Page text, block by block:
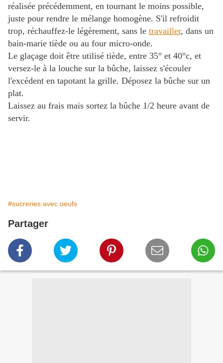
réalisée précédemment, en tournant le moins possible,
juste pour rendre le mélange homogène. S'il refroidit
trop, réchauffez-le légèrement, sans le travailler, dans un
bain-marie tiède ou au four micro-onde.
Le glaçage doit être utilisé tiède, entre 35° et 40°c, et
versez-le à la louche sur la bûche, laissez s'écouler
l'excédent en tapotant la grille. Déposez la bûche sur un
plat.
Laissez au frais mais sortez la bûche 1/2 heure avant de
servir.
#sucreries avec oeufs
Partager